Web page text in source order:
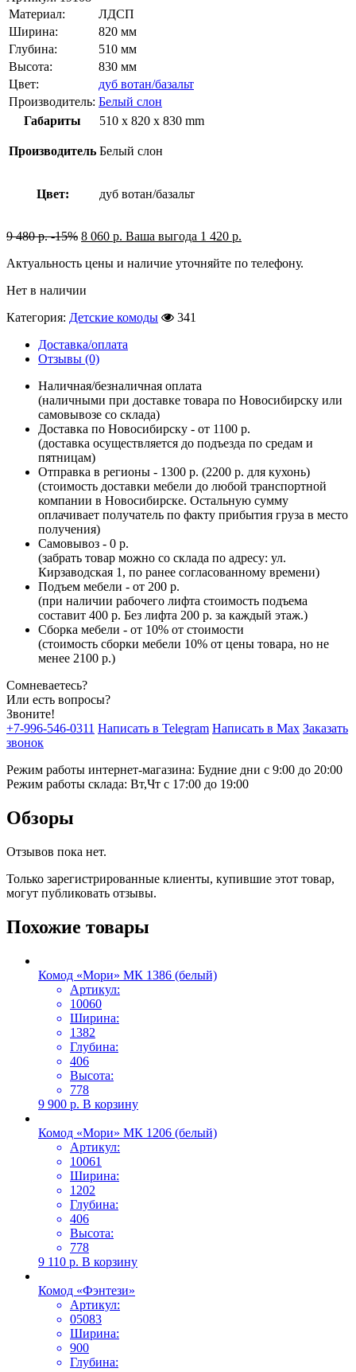
Материал:
ЛДСП
Ширина:
820 мм
Глубина:
510 мм
Высота:
830 мм
Цвет:
дуб вотан/базальт
Производитель: Белый слон
Габариты
510 x 820 x 830 mm
Производитель Белый слон
Цвет: дуб вотан/базальт
9 480р. -15% 8 060 р. Ваша выгода 1 420 р.
Актуальность цены и наличие уточняйте по телефону.
Нет в наличии
Категория: Детские комоды
341
Доставка/оплата
Отзывы (0)
Наличная/безналичная оплата
(наличными при доставке товара по Новосибирску или
самовывозе со склада)
Доставка по Новосибирску - от 1100 р.
(доставка осуществляется до подъезда по средам и
пятницам)
Отправка в регионы - 1300 р. (2200 р. для кухонь)
(стоимость доставки мебели до любой транспортной
компании в Новосибирске. Остальную сумму
оплачивает получатель по факту прибытия груза в место
получения)
Самовывоз - 0 р.
(забрать товар можно со склада по адресу: ул.
Кирзаводская 1, по ранее согласованному времени)
Подъем мебели - от 200 р.
(при наличии рабочего лифта стоимость подъема
составит 400 р. Без лифта 200 р. за каждый этаж.)
Сборка мебели - от 10% от стоимости
(стоимость сборки мебели 10% от цены товара, но не
менее 2100 р.)
Сомневаетесь?
Или есть вопросы?
Звоните!
+7-996-546-0311 Написать в Telegram Написать в Max Заказать
звонок
Режим работы интернет-магазина: Будние дни с 9:00 до 20:00
Режим работы склада: Вт,Чт с 17:00 до 19:00
Обзоры
Отзывов пока нет.
Только зарегистрированные клиенты, купившие этот товар,
могут публиковать отзывы.
Похожие товары
Комод «Мори» МК 1386 (белый)
Артикул:
10060
Ширина:
1382
Глубина:
406
Высота:
778
9 900 р. В корзину
Комод «Мори» МК 1206 (белый)
Артикул:
10061
Ширина:
1202
Глубина:
406
Высота:
778
9 110 р. В корзину
Комод «Фэнтези»
Артикул:
05083
Ширина:
900
Глубина: